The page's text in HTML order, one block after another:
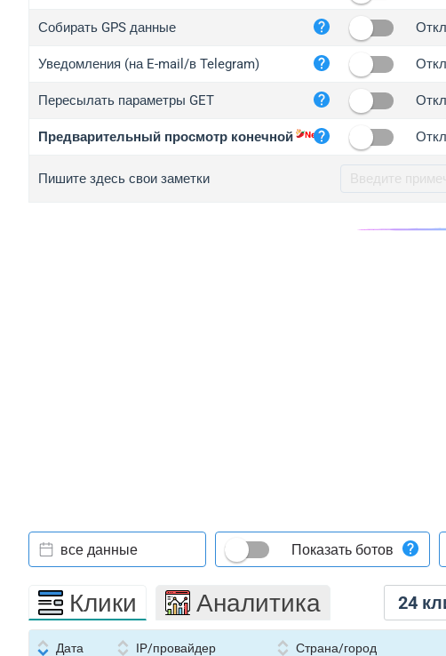
iplogger.com
iplogger.co
2no.co
yip.su
iplogger.info
Собирать GPS данные
Уведомления (на E-mail/в Telegram)
Пересылать параметры GET
Предварительный просмотр конечной
Пишите здесь свои заметки
24
все данные Показать ботов
Клики Аналитика
Дата IP/провайдер Страна/город